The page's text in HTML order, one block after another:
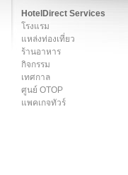
HotelDirect Services
โรงแรม
แหล่งท่องเที่ยว
ร้านอาหาร
กิจกรรม
เทศกาล
ศูนย์ OTOP
แพคเกจทัวร์